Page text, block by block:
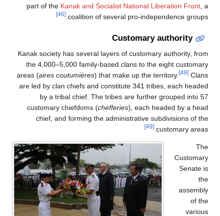
part of theKanak and Socialist National Liberation Front , a
coalition of several pro-independence groups.
Customary authority
Kanak society has several layers of customary authority, from
the 4,000–5,000 family-based clans to the eight customary
areas (aires coutumières ) that make up the territory. [49]Clans
are led by clan chiefs and constitute 341 tribes, each headed
by a tribal chief. The tribes are further grouped into 57
customary chiefdoms (chefferies ), each headed by a head
chief, and forming the administrative subdivisions of the
customary areas.
The
Customary
Senate is
the
assembly
of the
various